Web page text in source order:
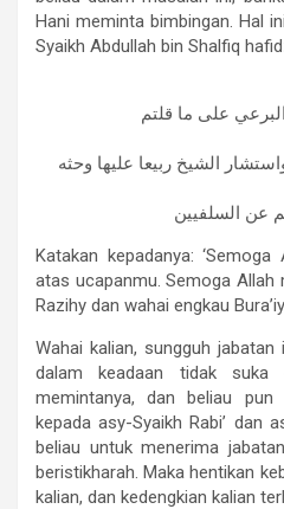
Hani meminta bimbingan. Hal
Syaikh Abdullah bin Shalfiq
الشيخ ربيعا عليها وحثه
Katakan kepadanya:
atas ucapanmu. Semoga Allah
Razihy dan wahai engkau
Wahai kalian, sungguh
dalam keadaan tidak suka
memintanya, dan beliau pun
kepada asy-Syaikh Rabi’ dan
beliau untuk menerima
beristikharah. Maka hentikan
kalian, dan kedengkian kalian